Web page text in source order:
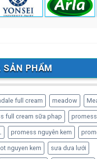
SẢN PHẨM
full cream meadow
full cream sữa phap
promess nguyên kem
nguyen kem sưa dưa lưới